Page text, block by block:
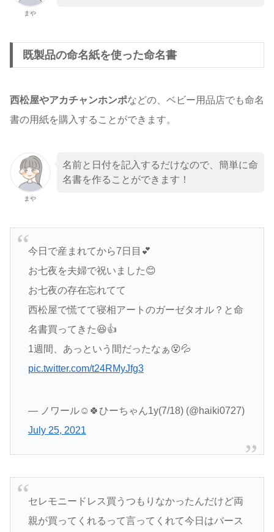
まや
既製品の命名紙を使った命名書
西松屋やアカチャンホンポなどの、ベビー用品店でも命名
書の用紙を購入することができます。
まや
名前と日付を記入するだけなので、簡単に命
名書を作ることができます！
今日で産まれてから7日目💕
お七夜を夫婦で祝いました😊
お七夜の存在忘れてて
西松屋で慌てて寝相アートのガーゼタオル？と命
名書買ってきた😆👍
1週間、あっという間だったなぁ😵💦
pic.twitter.com/t24RMyJfg3
— ノワール︎︎︎︎☺︎🍀ひーちゃん1y(7/18) (@haiki0727)
July 25, 2021
セレモニードレス買うつもりなかったんだけど両
親が買ってくれるって言ってくれて今日はバース